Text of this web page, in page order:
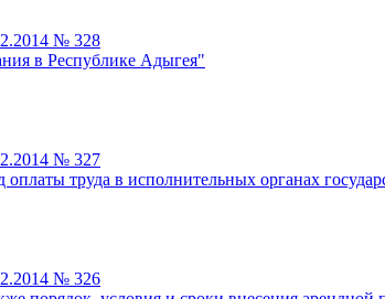
№ 328
в Республике Адыгея"
№ 327
труда в исполнительных органах
№ 326